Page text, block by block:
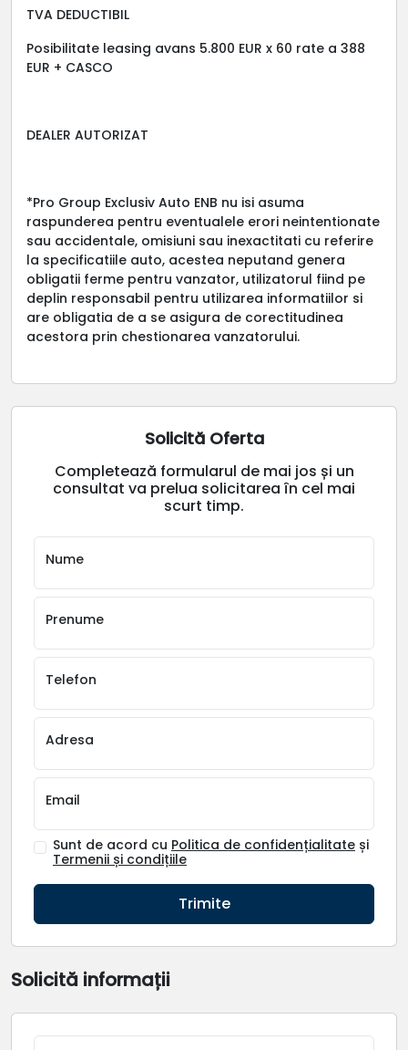
TVA DEDUCTIBIL
Posibilitate leasing avans 5.800 EUR x 60 rate a 388
EUR + CASCO
DEALER AUTORIZAT
*Pro Group Exclusiv Auto ENB nu isi asuma
raspunderea pentru eventualele erori neintentionate
sau accidentale, omisiuni sau inexactitati cu referire
la specificatiile auto, acestea neputand genera
obligatii ferme pentru vanzator, utilizatorul fiind pe
deplin responsabil pentru utilizarea informatiilor si
are obligatia de a se asigura de corectitudinea
acestora prin chestionarea vanzatorului.
Solicită Oferta
Completează formularul de mai jos și un
consultat va prelua solicitarea în cel mai
scurt timp.
Nume
Prenume
Telefon
Adresa
Email
Sunt de acord cu Politica de confidențialitate și
Termenii și condițiile
Trimite
Solicită informații